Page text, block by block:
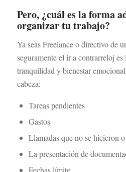
Pero, ¿cuál es la forma
organizar tu trabajo?
Ya seas Freelance o directivo de
seguramente el ir a contrarreloj
tranquilidad y bienestar
cabeza:
Tareas pendientes
Gastos
Llamadas que no se hicieron
La presentación de
Fechas límite